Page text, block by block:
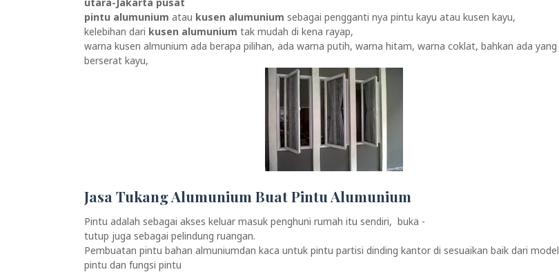
pintu alumunium atau kusen alumunium sebagai pengganti nya pintu kayu atau kusen kayu,
kelebihan dari kusen alumunium tak mudah di kena rayap,
warna kusen almunium ada berapa pilihan, ada warna putih, warna hitam, warna coklat, bahkan ada yang
berserat kayu,
Jasa Tukang Alumunium Buat Pintu Alumunium
Pintu adalah sebagai akses keluar masuk penghuni rumah itu sendiri, buka -
tutup juga sebagai pelindung ruangan.
Pembuatan pintu bahan almuniumdan kaca untuk pintu partisi dinding kantor di sesuaikan baik dari model
pintu dan fungsi pintu